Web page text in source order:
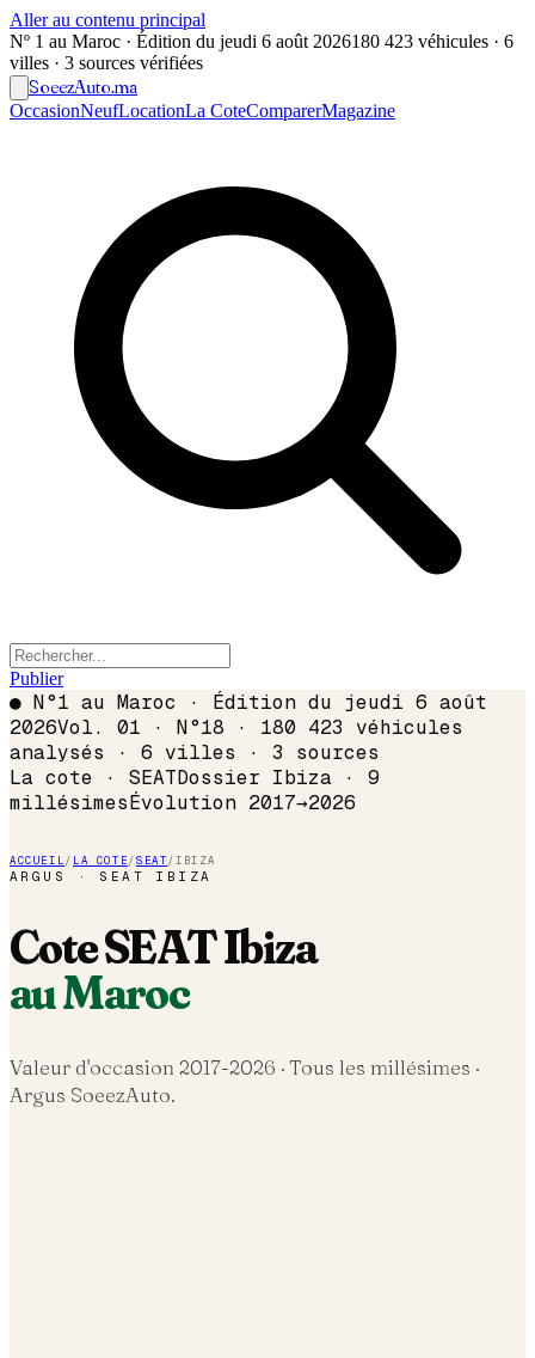
Aller au contenu principal
Nº 1 au Maroc · Édition du jeudi 6 août 2026180 423 véhicules · 6
villes · 3 sources vérifiées
SoeezAuto.ma
OccasionNeufLocationLa CoteComparerMagazine
Publier
● N°1 au Maroc · Édition du jeudi 6 août
2026Vol. 01 · N°18 · 180 423 véhicules
analysés · 6 villes · 3 sources
La cote · SEATDossier Ibiza · 9
millésimesÉvolution 2017→2026
ACCUEIL/ LA COTE/SEAT/IBIZA
ARGUS · SEAT IBIZA
CoteSEATIbiza
au Maroc
Valeur d'occasion 2017-2026 · Tous les millésimes ·
Argus SoeezAuto.